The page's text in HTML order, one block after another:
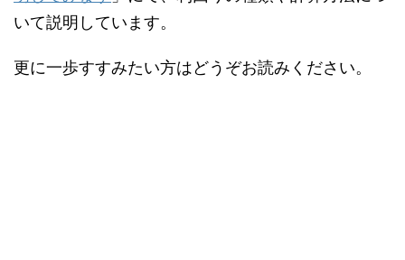
いて説明しています。
更に一歩すすみたい方はどうぞお読みください。